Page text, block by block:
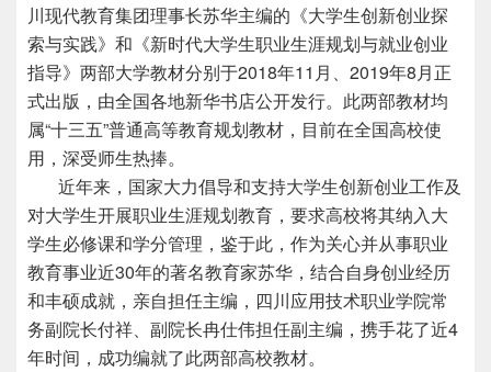
川现代教育集团理事长苏华主编的《大学生创新创业探
索与实践》和《新时代大学生职业生涯规划与就业创业
指导》两部大学教材分别于2018年11月、2019年8月正
式出版，由全国各地新华书店公开发行。此两部教材均
属“十三五”普通高等教育规划教材，目前在全国高校使
用，深受师生热捧。
近年来，国家大力倡导和支持大学生创新创业工作及
对大学生开展职业生涯规划教育，要求高校将其纳入大
学生必修课和学分管理，鉴于此，作为关心并从事职业
教育事业近30年的著名教育家苏华，结合自身创业经历
和丰硕成就，亲自担任主编，四川应用技术职业学院常
务副院长付祥、副院长冉仕伟担任副主编，携手花了近4
年时间，成功编就了此两部高校教材。